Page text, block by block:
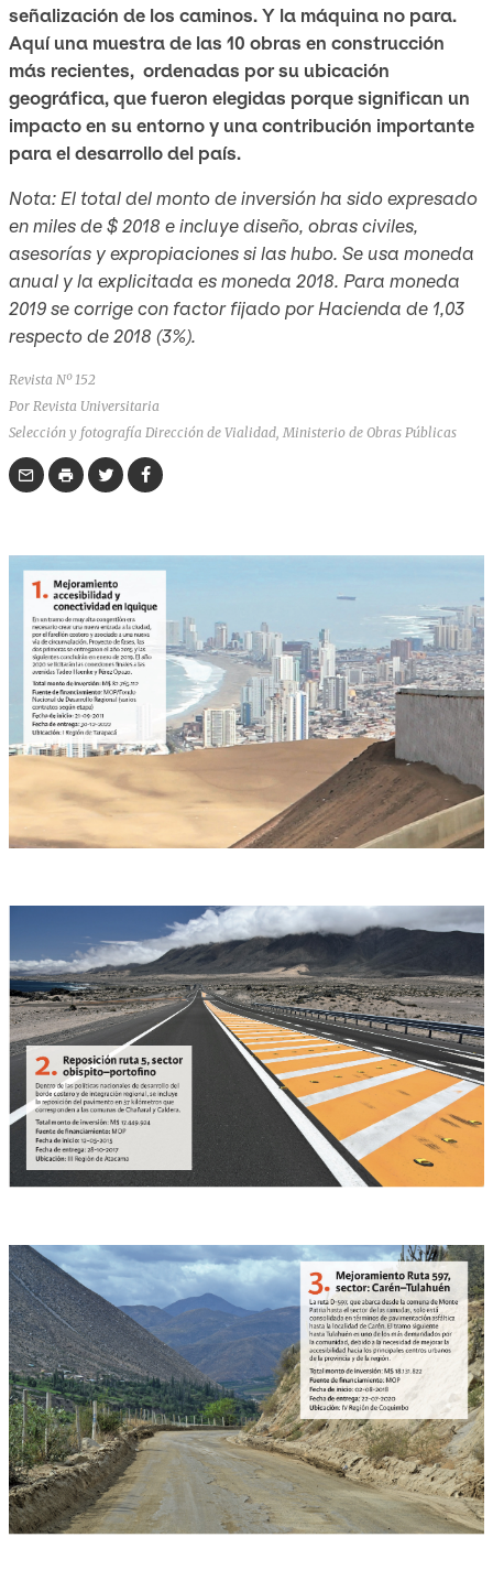
Revista Nº 152
Por Revista Universitaria
Selección y fotografía Dirección de Vialidad, Ministerio de Obras Públicas
señalización de los caminos. Y la máquina no para.
Aquí una muestra de las 10 obras en construcción
más recientes, ordenadas por su ubicación
geográfica, que fueron elegidas porque significan un
impacto en su entorno y una contribución importante
para el desarrollo del país.
Nota: El total del monto de inversión ha sido expresado
en miles de $ 2018 e incluye diseño, obras civiles,
asesorías y expropiaciones si las hubo. Se usa moneda
anual y la explicitada es moneda 2018. Para moneda
2019 se corrige con factor fijado por Hacienda de 1,03
respecto de 2018 (3%).